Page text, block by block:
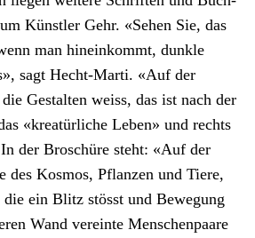
Kün­stler Gehr. «Sehen Sie, das
man hineinkommt, dun­kle
sagt Hecht-Mar­ti. «Auf der
Gestal­ten weiss, das ist nach der
«kreatür­liche Leben» und rechts
der Broschüre ste­ht: «Auf der
des Kos­mos, Pflanzen und Tiere,
ein Blitz stösst und Bewe­gung
Wand vere­inte Men­schen­paare